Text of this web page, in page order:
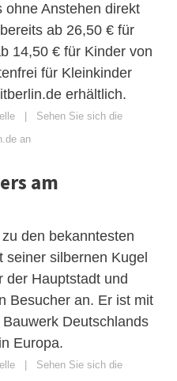
ohne Anstehen direkt
ab 26,50 € für
14,50 € für Kinder von
für Kleinkinder
erhältlich.
Sehen Sie sich die
an
am
den bekanntesten
silbernen Kugel
der Hauptstadt und
Besucher an. Er ist mit
Deutschlands
Europa.
Sehen Sie sich die